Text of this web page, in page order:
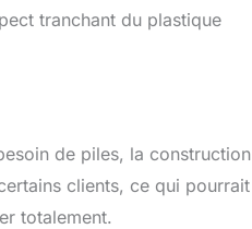
tranchant du plastique
de piles, la construction
clients, ce qui pourrait
totalement.